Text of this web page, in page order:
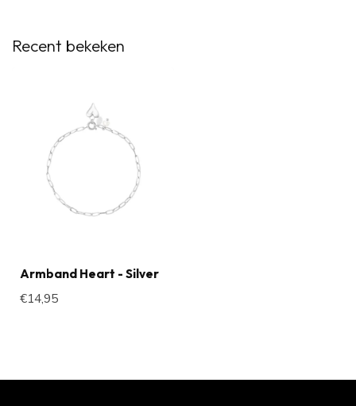
Recent bekeken
Armband Heart - Silver
€14,95